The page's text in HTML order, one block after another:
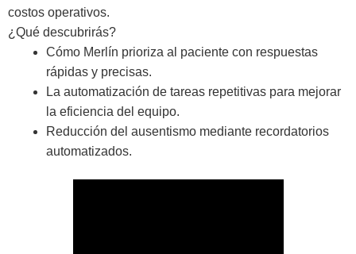
costos operativos.
¿Qué descubrirás?
Cómo Merlín prioriza al paciente con respuestas
rápidas y precisas.
La automatización de tareas repetitivas para mejorar
la eficiencia del equipo.
Reducción del ausentismo mediante recordatorios
automatizados.